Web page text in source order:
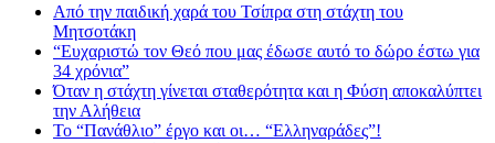
Από την παιδική χαρά του Τσίπρα στη στάχτη του
Μητσοτάκη
“Ευχαριστώ τον Θεό που μας έδωσε αυτό το δώρο έστω για
34 χρόνια”
Όταν η στάχτη γίνεται σταθερότητα και η Φύση αποκαλύπτει
την Αλήθεια
Το “Πανάθλιο” έργο και οι… “Ελληναράδες”!